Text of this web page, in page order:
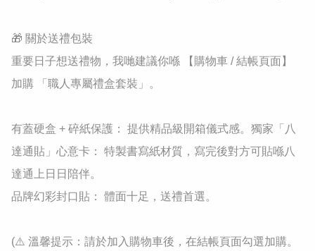
​🎁 關於送禮包裝
​重要日子想送禮物，我哋建議你喺 【購物車 / 結帳頁面】
加購 「職人專屬禮盒套裝」。
​有蓋硬盒 + 碎紙保護： 提供精品級開箱儀式感。​獨家「八
達通貼」心意卡： 特製書寫紙材質，寫完後對方可貼喺八
達通上日日陪伴。
​品牌幻彩封口貼： 體面十足，送禮首選。
​(⚠️ 溫馨提示：請於加入購物車後，在結帳頁面勾選加購。